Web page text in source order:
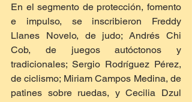
En el segmento de protección, fomento
e impulso, se inscribieron Freddy
Llanes Novelo, de judo; Andrés Chi
Cob, de juegos autóctonos y
tradicionales; Sergio Rodríguez Pérez,
de ciclismo; Miriam Campos Medina, de
patines sobre ruedas, y Cecilia Dzul